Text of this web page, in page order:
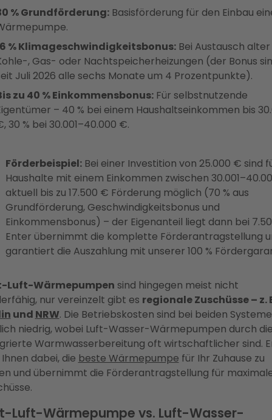
% Grundförderung:Basisförderung für den Einbau
% Klimageschwindigkeitsbonus:Bei Austausch
, Gas- oder Nachtspeicherheizungen (der Bonus
Juli 2026 alle sechs Monate um 4 Prozentpunkte).
zu 40 % Einkommensbonus:Für selbstnutzende
– 40 % bei einem Haushaltseinkommen bis
30 % bei 30.001–40.000 €.
Förderbeispiel:Bei einer Investition von 25.000 € sind
Haushalte mit einem Einkommen zwischen
aktuell bis zu 17.500 € Förderung möglich (70 % aus
Grundförderung, Geschwindigkeitsbonus und
Einkommensbonus) – der Eigenanteil liegt dann bei
Enter übernimmt die komplette Förderantragstellung
garantiert die Auszahlung mit unserer 100 %
Luft-Wärmepumpen sind hingegen meist nicht
nur vereinzelt gibt es regionale Zuschüsse – z.
und NRW. Die Betriebskosten sind bei beiden
niedrig, wobei Luft-Wasser-Wärmepumpen durch
Warmwasserbereitung oft wirtschaftlicher sind.
dabei, die beste Wärmepumpe für Ihr Zuhause zu
und übernimmt die Förderantragstellung für
Luft-Wärmepumpe vs. Luft-Wasser-